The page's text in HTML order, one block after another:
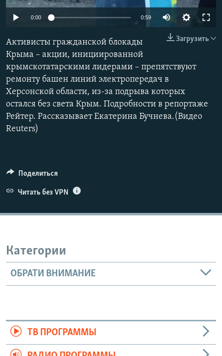
ПОБЕДИТЕЛЕЙ НЕ СУДЯТ?
ELIFBE
ПРИСОЕДИНЯЙТЕСЬ!
Все сайты RFE/RL
0:00 0:59
Загрузить
Активисты гражданской блокады
Крыма – акции, инициированной
крымскотатарскими лидерами – препятствуют
ремонту башен линий электропередач в
Херсонской области, из-за подрыва которых
остался без света Крым. Подробности в репортаже
Рейтер. Рассказывает Екатерина Бучнева.(Видео
Reuters)
Поделиться
Читать без VPN
Категории
ОБРАТИ ВНИМАНИЕ
ТВ ПРОГРАММЫ